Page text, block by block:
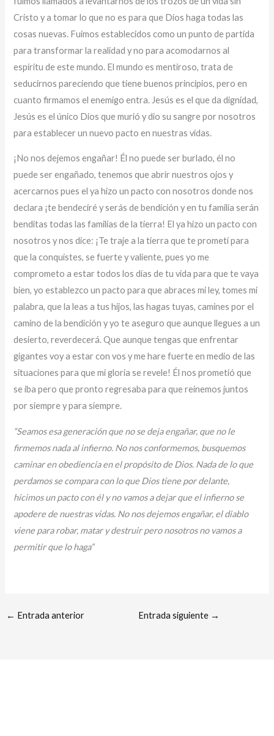
Cristo y a tomar lo que no es para que Dios haga todas las
cosas nuevas. Fuimos establecidos como un punto de partida
para transformar la realidad y no para acomodarnos al
espíritu de este mundo. El mundo es mentiroso, trata de
seducirnos pareciendo que tiene buenos principios, pero en
cuanto firmamos el enemigo entra. Jesús es el que da dignidad,
Jesús es el único Dios que murió y dio su sangre por nosotros
para establecer un nuevo pacto en nuestras vidas.
¡No nos dejemos engañar! Él no puede ser burlado, él no
puede ser engañado, tenemos que abrir nuestros ojos y
acercarnos pues el ya hizo un pacto con nosotros donde nos
declara ¡te bendeciré y serás de bendición y en tu familia serán
benditas todas las familias de la tierra! El ya hizo un pacto con
nosotros y nos dice: ¡Te traje a la tierra que te prometí para
que la conquistes, se fuerte y valiente, pues yo me
comprometo a estar todos los días de tu vida para que te vaya
bien, yo establezco un pacto para que abraces mi ley, tomes mi
palabra, que la leas a tus hijos, las hagas tuyas, camines por el
camino de la bendición y yo te aseguro que aunque llegues a un
desierto, reverdecerá. Que aunque tengas que enfrentar
gigantes voy a estar con vos y me hare fuerte en medio de las
situaciones para que mi gloria se revele! Él nos prometió que
se iba pero que pronto regresaba para que reinemos juntos
por siempre y para siempre.
“Seamos esa generación que no se deja engañar, que no le
firmemos nada al infierno. No nos conformemos, busquemos
caminar en obediencia en el propósito de Dios. Nada de lo que
perdamos se compara con lo que Dios tiene por delante,
hicimos un pacto con él y no vamos a dejar que el infierno se
apodere de nuestras vidas. No nos dejemos engañar, el diablo
viene para robar, matar y destruir pero nosotros no vamos a
permitir que lo haga”
← Entrada anterior Entrada siguiente →